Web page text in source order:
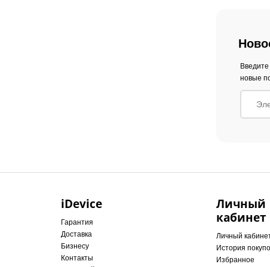
Введите
новые
iDevice
Гарантия
Доставка
Бизнесу
Контакты
Личный
кабинет
Личный
История
Избранное